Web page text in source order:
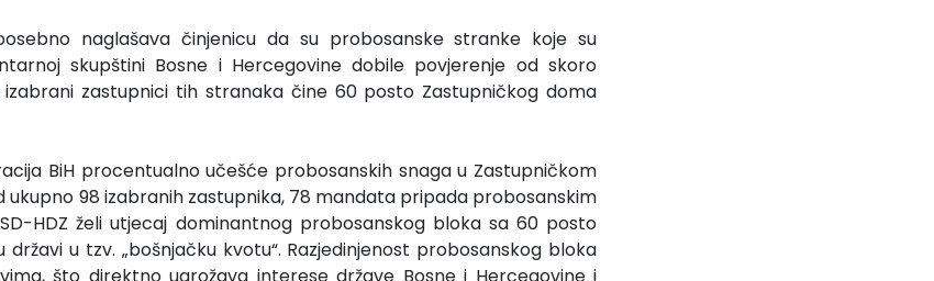
naglašava činjenicu da su probosanske stranke koje su
skupštini Bosne i Hercegovine dobile povjerenje od skoro
zastupnici tih stranaka čine 60 posto Zastupničkog doma
BiH procentualno učešće probosanskih snaga u Zastupničkom
ukupno 98 izabranih zastupnika, 78 mandata pripada probosanskim
HDZ želi utjecaj dominantnog probosanskog bloka sa 60 posto
u tzv. „bošnjačku kvotu“. Razjedinjenost probosanskog bloka
što direktno ugrožava interese države Bosne i Hercegovine i